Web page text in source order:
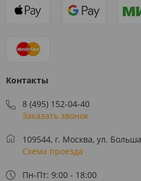
Контакты
8 (495) 152-04-40
Заказать звонок
109544, г. Москва, ул.
Схема проезда
Пн-Пт: 9:00 - 18:00